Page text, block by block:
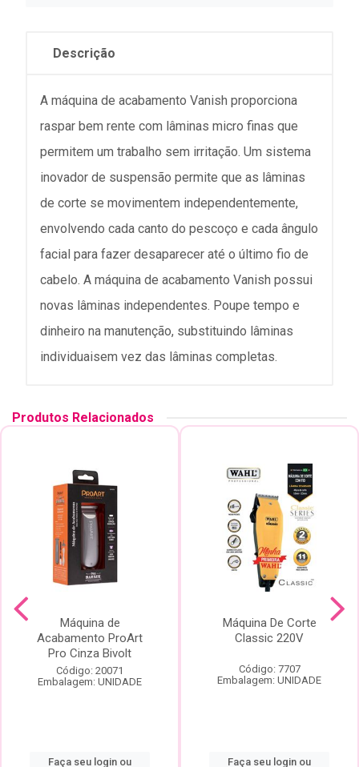
Descrição
A máquina de acabamento Vanish proporciona
raspar bem rente com lâminas micro finas que
permitem um trabalho sem irritação. Um sistema
inovador de suspensão permite que as lâminas
de corte se movimentem independentemente,
envolvendo cada canto do pescoço e cada ângulo
facial para fazer desaparecer até o último fio de
cabelo. A máquina de acabamento Vanish possui
novas lâminas independentes. Poupe tempo e
dinheiro na manutenção, substituindo lâminas
individuaisem vez das lâminas completas.
Produtos Relacionados
Máquina de
Acabamento ProArt
Pro Cinza Bivolt
Código: 20071
Embalagem: UNIDADE
Faça seu login ou
Máquina De Corte
Classic 220V
Código: 7707
Embalagem: UNIDADE
Faça seu login ou